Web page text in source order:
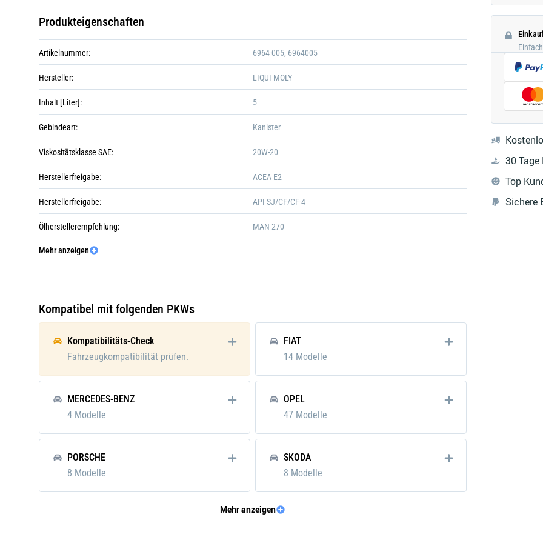
30
Top
Sichere
Produkteigenschaften
Artikelnummer: 6964-005, 6964005
Hersteller: LIQUI MOLY
Inhalt [Liter]: 5
Gebindeart: Kanister
Viskositätsklasse SAE: 20W-20
Herstellerfreigabe: ACEA E2
Herstellerfreigabe: API SJ/CF/CF-4
Ölherstellerempfehlung: MAN 270
Ölherstellerempfehlung:
Verpackungsbreite: 195 mm
Verpackungsgewicht:
Mehr anzeigen
Kompatibel mit folgenden PKWs
Kompatibilitäts-Check
Fahrzeugkompatibilität prüfen.
FIAT
14 Modelle
MERCEDES-BENZ
4 Modelle
OPEL
47 Modelle
PORSCHE
8 Modelle
SKODA
8 Modelle
TOYOTA
Mehr anzeigen